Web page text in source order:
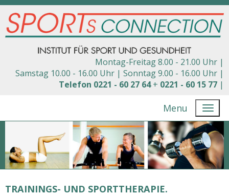
Montag-Freitag 8.00 - 21.00 Uhr |
Samstag 10.00 - 16.00 Uhr | Sonntag 9.00 - 16.00 Uhr |
Telefon 0221 - 60 27 64+ 0221 - 60 15 77 |
Menu
TRAININGS- UND SPORTTHERAPIE.